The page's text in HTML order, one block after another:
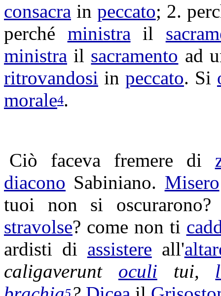
consacra in peccato; 2.
perché ministra il
ministra il sacramento ad
ritrovandosi in peccato. Si
morale4.
Ciò faceva fremere di
diacono Sabiniano. Misero
tuoi non si oscurarono?
stravolse? come non ti
ardisti di assistere all'
caligaverunt
oculi tui,
5